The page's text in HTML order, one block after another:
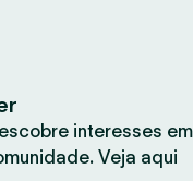
interesses em
Veja aqui